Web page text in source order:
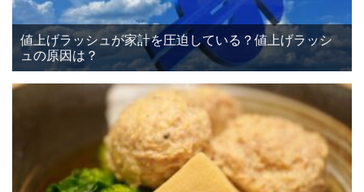
値上げラッシュが家計を圧迫している？値上げラッシ
ュの原因は？